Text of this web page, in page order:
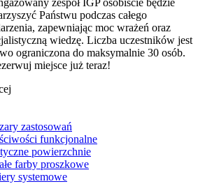
zespół IGP osobiście będzie
Państwu podczas całego
zapewniając moc wrażeń oraz
wiedzę. Liczba uczestników jest
ograniczona do maksymalnie 30 osób.
miejsce już teraz!
zastosowań
funkcjonalne
powierzchnie
farby proszkowe
systemowe